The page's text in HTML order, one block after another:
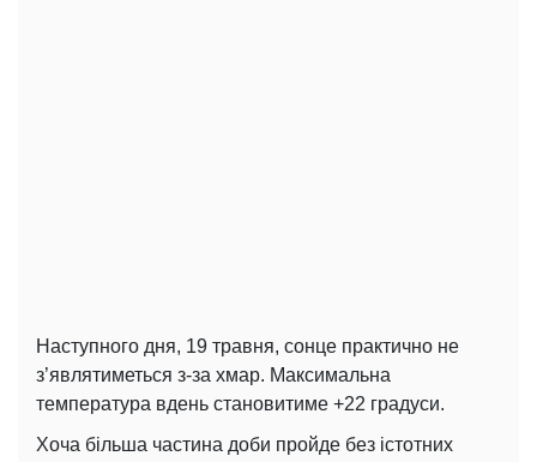
Наступного дня, 19 травня, сонце практично не
з’являтиметься з-за хмар. Максимальна
температура вдень становитиме +22 градуси.
Хоча більша частина доби пройде без істотних